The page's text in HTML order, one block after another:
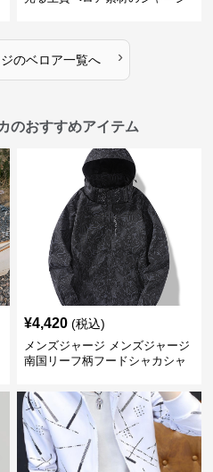
のベロア一覧へ ›
のおすすめアイテム
¥4,420 (税込)
メンズジャージ メンズジャージ
南国リーフ柄フードシャカシャ